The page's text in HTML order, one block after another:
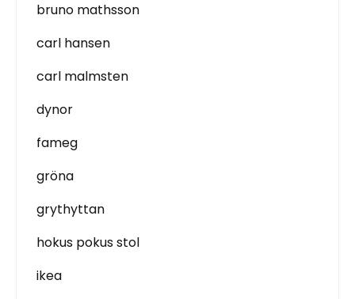
bruno mathsson
carl hansen
carl malmsten
dynor
fameg
gröna
grythyttan
hokus pokus stol
ikea